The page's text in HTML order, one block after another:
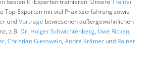
besten IT-Experten trainieren: Unsere Trainer
Top-Experten mit viel Praxixserfahrung sowie
undVorträge bewiesenen außergewöhnlichen
z.B. Dr. Holger Schwichtenberg, Uwe Ricken,
, Christian Giesswein, André Krämer und Rainer